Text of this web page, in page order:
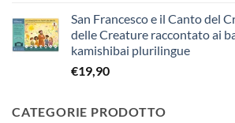
originale
era:
€263,40.
attuale
è:
€250,00.
San Francesco e il Canto del
delle Creature raccontato ai
kamishibai plurilingue
€19,90
CATEGORIE PRODOTTO